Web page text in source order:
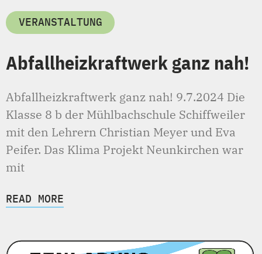
VERANSTALTUNG
Abfallheizkraftwerk ganz nah!
Abfallheizkraftwerk ganz nah! 9.7.2024 Die
Klasse 8 b der Mühlbachschule Schiffweiler
mit den Lehrern Christian Meyer und Eva
Peifer. Das Klima Projekt Neunkirchen war
mit
READ MORE